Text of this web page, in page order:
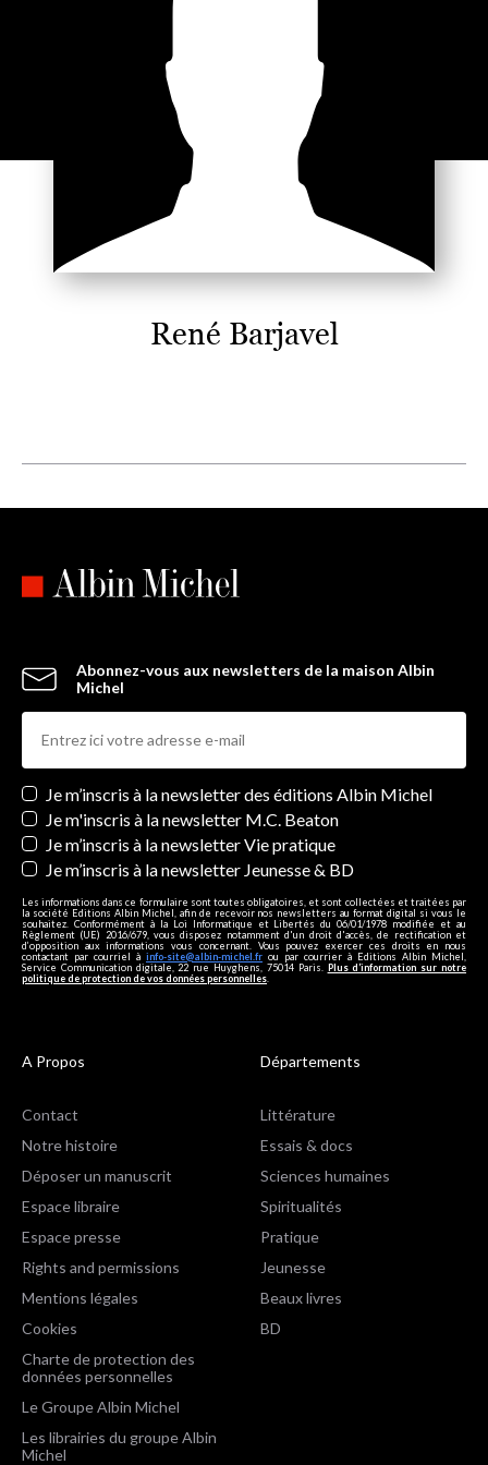
René Barjavel
Abonnez-vous aux newsletters de la maison Albin
Michel
Newsletters
Je m’inscris à la newsletter des éditions Albin Michel
Je m'inscris à la newsletter M.C. Beaton
Je m’inscris à la newsletter Vie pratique
Je m’inscris à la newsletter Jeunesse & BD
Les informations dans ce formulaire sont toutes obligatoires, et sont collectées et traitées par
la société Editions Albin Michel, afin de recevoir nos newsletters au format digital si vous le
souhaitez. Conformément à la Loi Informatique et Libertés du 06/01/1978 modifiée et au
Règlement (UE) 2016/679, vous disposez notamment d'un droit d'accès, de rectification et
d’opposition aux informations vous concernant. Vous pouvez exercer ces droits en nous
contactant par courriel à info-site@albin-michel.fr ou par courrier à Editions Albin Michel,
Service Communication digitale, 22 rue Huyghens, 75014 Paris. Plus d’information sur notre
politique de protection de vos données personnelles
A Propos
Contact
Notre histoire
Déposer un manuscrit
Espace libraire
Espace presse
Rights and permissions
Mentions légales
Cookies
Charte de protection des
données personnelles
Le Groupe Albin Michel
Les librairies du groupe Albin
Michel
Départements
Littérature
Essais & docs
Sciences humaines
Spiritualités
Pratique
Jeunesse
Beaux livres
BD